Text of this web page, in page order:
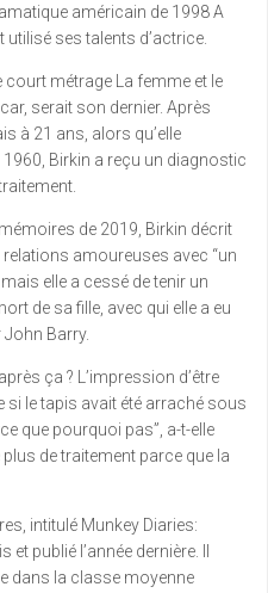
américain de 1998 A
utilisé ses talents d’actrice.
court métrage La femme et le
serait son dernier. Après
à 21 ans, alors qu’elle
Birkin a reçu un diagnostic
de 2019, Birkin décrit
amoureuses avec “un
elle a cessé de tenir un
de sa fille, avec qui elle a eu
Barry.
ça ? L’impression d’être
si le tapis avait été arraché sous
que pourquoi pas”, a-t-elle
de traitement parce que la
intitulé Munkey Diaries:
publié l’année dernière. Il
dans la classe moyenne